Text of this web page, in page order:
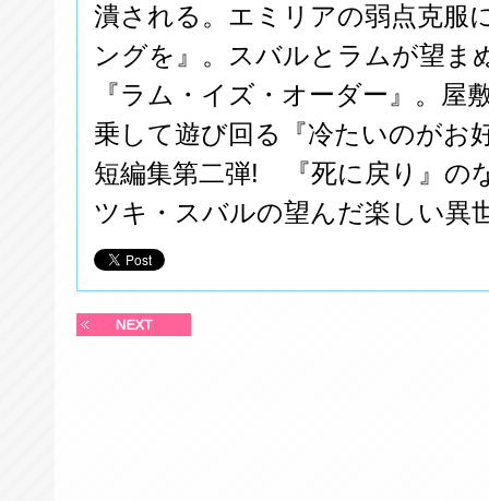
潰される。エミリアの弱点克服
ングを』。スバルとラムが望ま
『ラム・イズ・オーダー』。屋
乗して遊び回る『冷たいのがお
短編集第二弾! 『死に戻り』の
ツキ・スバルの望んだ楽しい異